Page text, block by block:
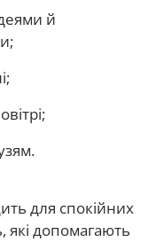
й
для спокійних
які допомагають